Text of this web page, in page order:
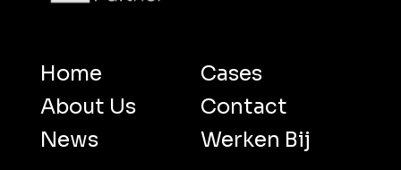
Home
Cases
About Us
Contact
News
Werken Bij